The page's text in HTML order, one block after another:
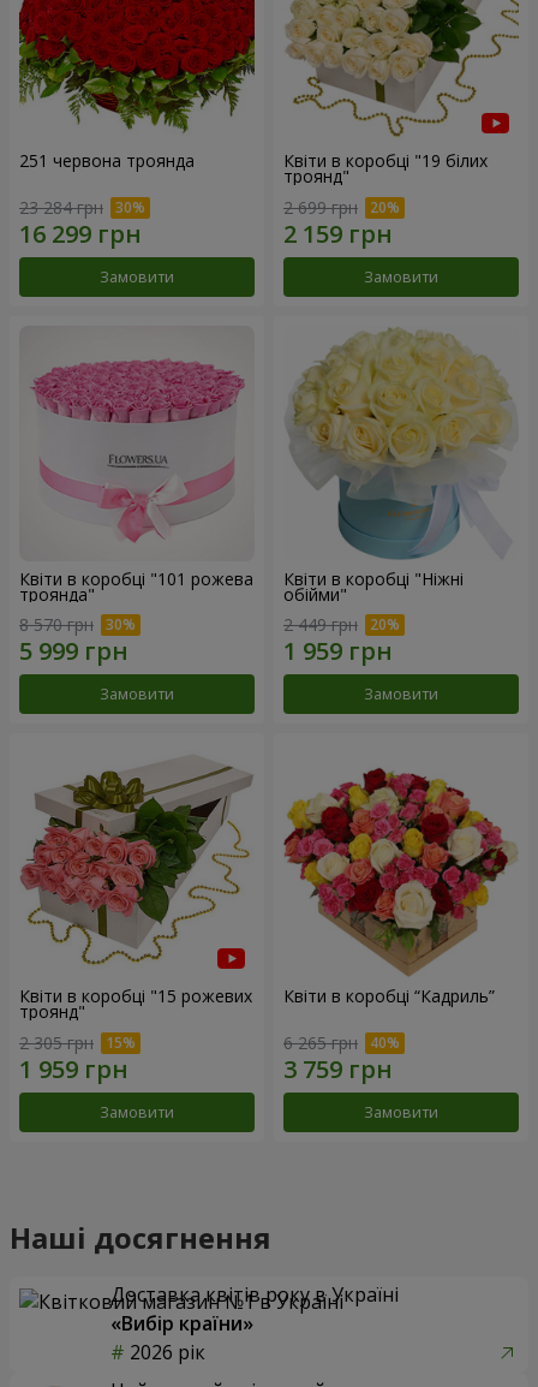
251 червона троянда
23 284 грн
Замовити
Квіти в коробці "19 білих
троянд"
2 699 грн
Замовити
Квіти в коробці "101 рожева
троянда"
8 570 грн
Замовити
Квіти в коробці "Ніжні
обійми"
2 449 грн
Замовити
Квіти в коробці "15 рожевих
троянд"
2 305 грн
Замовити
Квіти в коробці “Кадриль”
6 265 грн
Замовити
Наші досягнення
Доставка квітів року в Україні
«Вибір країни»
2026 рік